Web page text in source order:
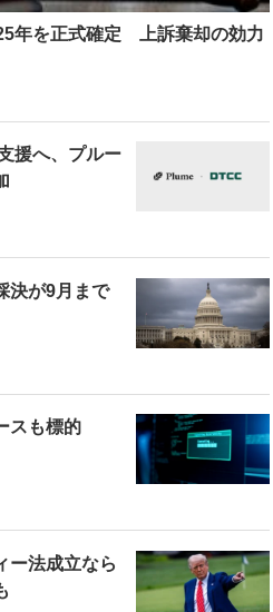
年を正式確定 上訴棄却の効力
援へ、プルー
決が9月まで
スも標的
ー法成立なら